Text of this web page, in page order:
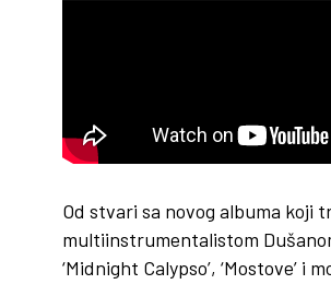
Od stvari sa novog albuma koji
multiinstrumentalistom
‘Midnight Calypso’, ‘Mostove’ i